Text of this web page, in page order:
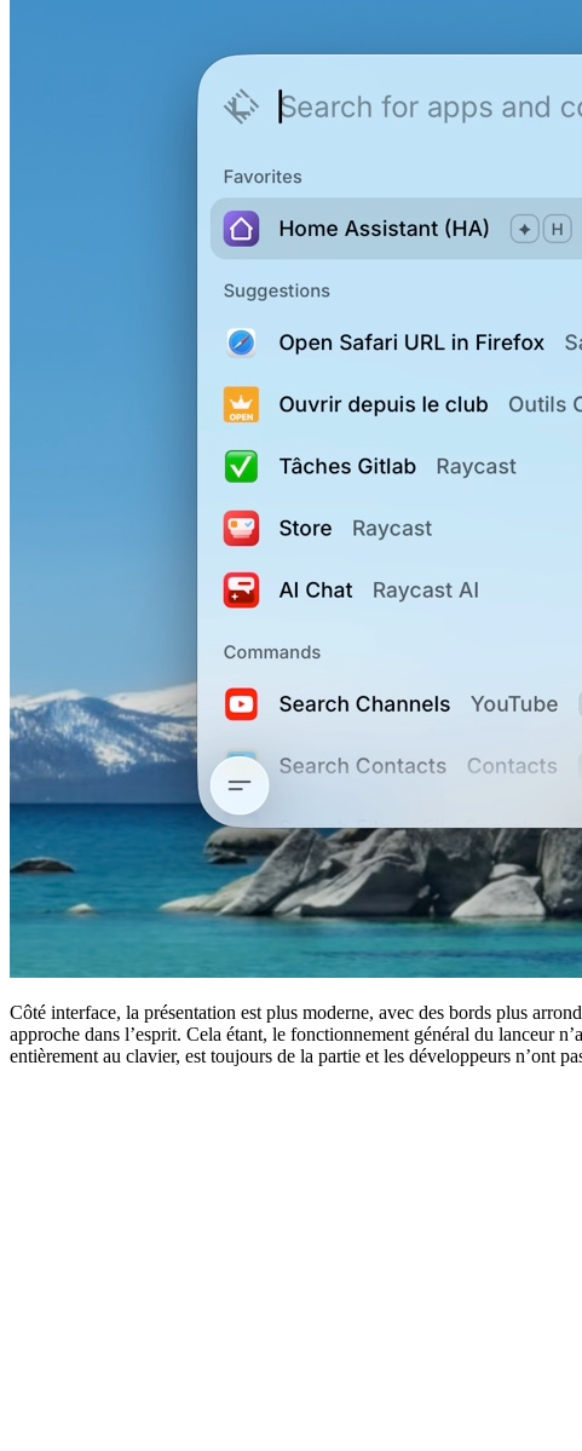
Côté interface, la présentation est plus moderne, avec des bords plus
approche dans l’esprit. Cela étant, le fonctionnement général du lanceur
entièrement au clavier, est toujours de la partie et les développeurs n’ont